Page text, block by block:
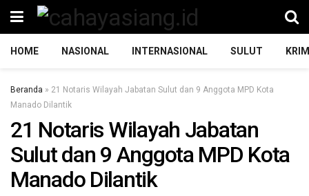
HOME NASIONAL INTERNASIONAL SULUT
Beranda » 21 Notaris Wilayah Jabatan Sulut dan 9 Anggota MPD Kota
Manado Dilantik
21 Notaris Wilayah Jabatan
Sulut dan 9 Anggota MPD Kota
Manado Dilantik